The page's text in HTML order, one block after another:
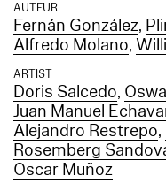
AUTEUR
Fernán González,
Alfredo Molano,
ARTIST
Doris Salcedo,
Juan Manuel
Alejandro Restrepo,
Rosemberg
Oscar Muñoz